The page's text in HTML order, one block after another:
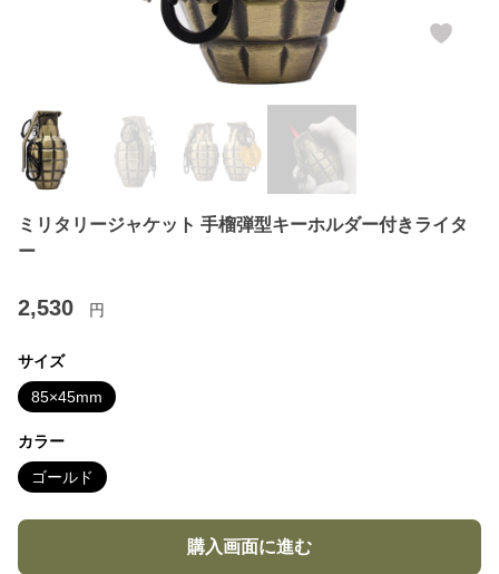
ミリタリージャケット 手榴弾型キーホルダー付きライタ
ー
2,530 円
サイズ
85×45mm
カラー
ゴールド
購入画面に進む